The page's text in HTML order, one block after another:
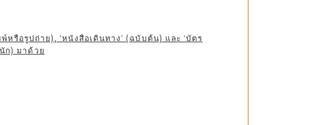
รือรูปถ่าย), ‘หนังสือเดินทาง’ (ฉบับต้น) และ ‘บัตร
ก) มาด้วย